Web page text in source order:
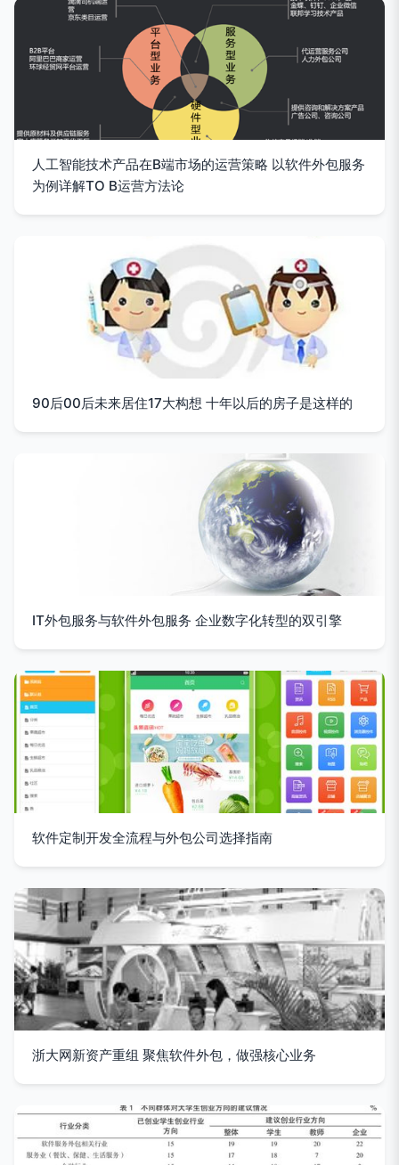
人工智能技术产品在B端市场的运营策略 以软件外包服务
为例详解TO B运营方法论
90后00后未来居住17大构想 十年以后的房子是这样的
IT外包服务与软件外包服务 企业数字化转型的双引擎
软件定制开发全流程与外包公司选择指南
浙大网新资产重组 聚焦软件外包，做强核心业务